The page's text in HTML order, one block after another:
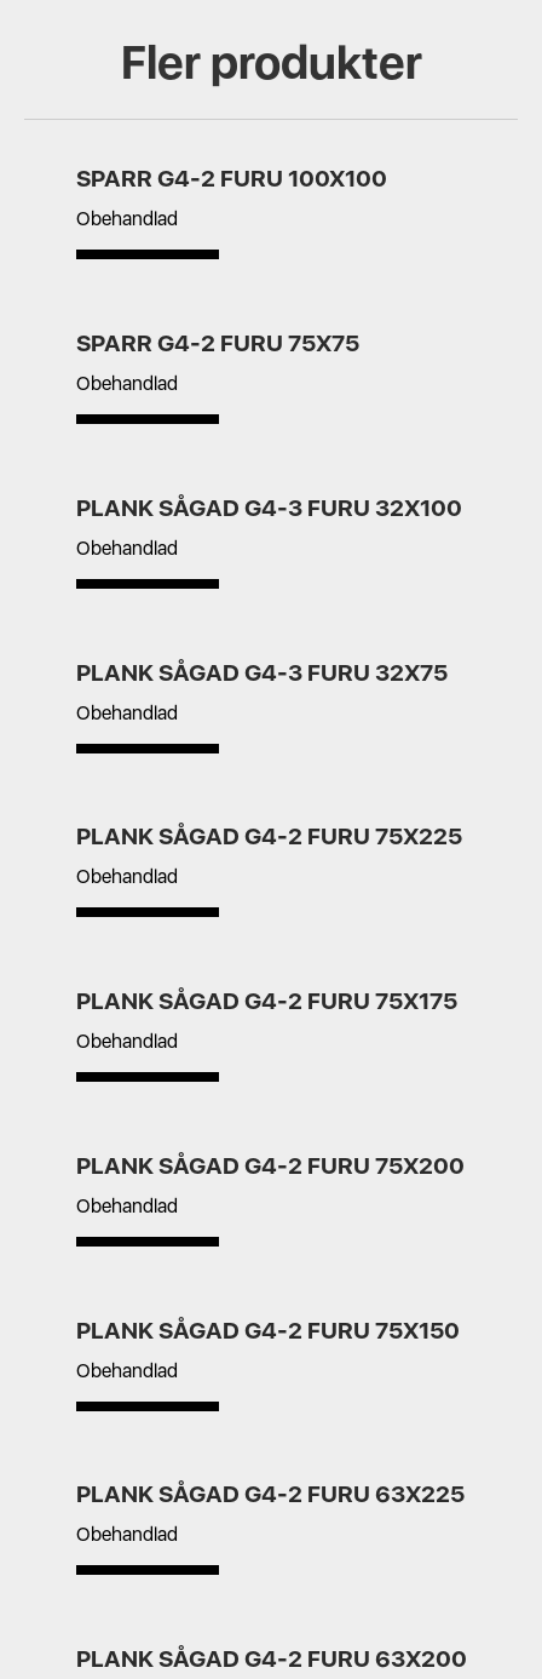
Fler produkter
SPARR G4-2 FURU 100X100
Obehandlad
SPARR G4-2 FURU 75X75
Obehandlad
PLANK SÅGAD G4-3 FURU 32X100
Obehandlad
PLANK SÅGAD G4-3 FURU 32X75
Obehandlad
PLANK SÅGAD G4-2 FURU 75X225
Obehandlad
PLANK SÅGAD G4-2 FURU 75X175
Obehandlad
PLANK SÅGAD G4-2 FURU 75X200
Obehandlad
PLANK SÅGAD G4-2 FURU 75X150
Obehandlad
PLANK SÅGAD G4-2 FURU 63X225
Obehandlad
PLANK SÅGAD G4-2 FURU 63X200